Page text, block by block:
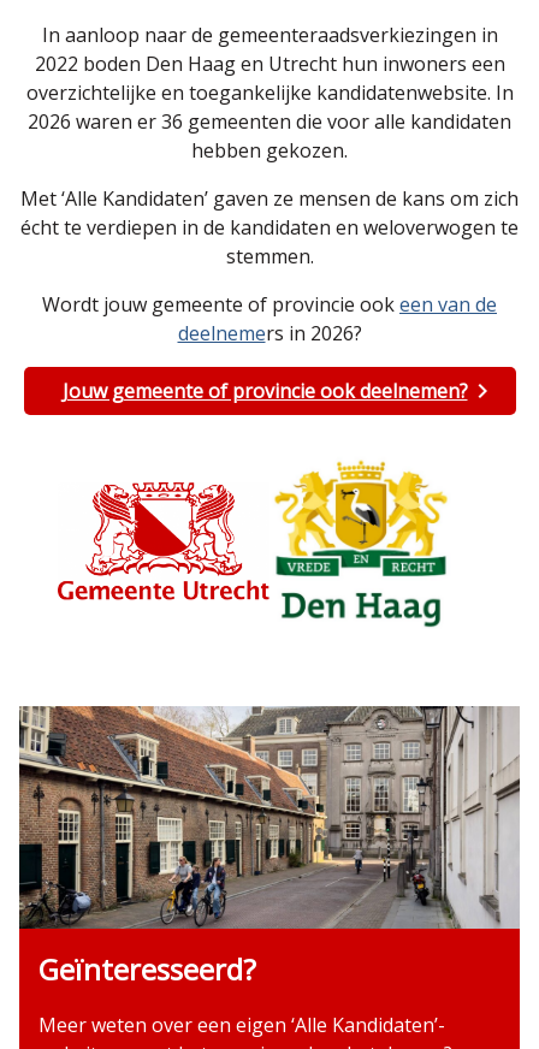
In aanloop naar de gemeenteraadsverkiezingen in
2022 boden Den Haag en Utrecht hun inwoners een
overzichtelijke en toegankelijke kandidatenwebsite. In
2026 waren er 36 gemeenten die voor alle kandidaten
hebben gekozen.
Met ‘Alle Kandidaten’ gaven ze mensen de kans om zich
écht te verdiepen in de kandidaten en weloverwogen te
stemmen.
Wordt jouw gemeente of provincie ookeen van de
deelnemers in 2026?
Jouw gemeente of provincie ook deelnemen?
Geïnteresseerd?
Meer weten over een eigen ‘Alle Kandidaten’-